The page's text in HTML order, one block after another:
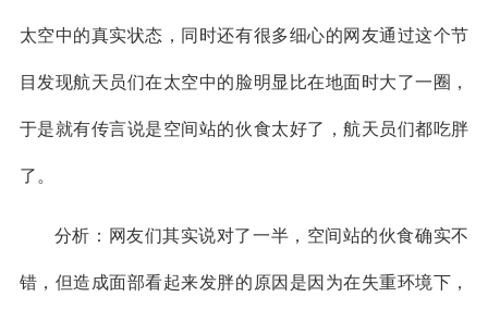
太空中的真实状态，同时还有很多细心的网友通过这个节
目发现航天员们在太空中的脸明显比在地面时大了一圈，
于是就有传言说是空间站的伙食太好了，航天员们都吃胖
了。
分析：网友们其实说对了一半，空间站的伙食确实不
错，但造成面部看起来发胖的原因是因为在失重环境下，